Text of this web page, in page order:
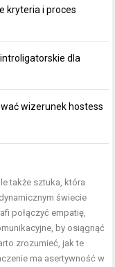
kryteria i proces
dla
wizerunek hostess
także sztuka, która
świecie
połączyć empatię,
by osiągnąć
zrozumieć, jak te
ma asertywność w